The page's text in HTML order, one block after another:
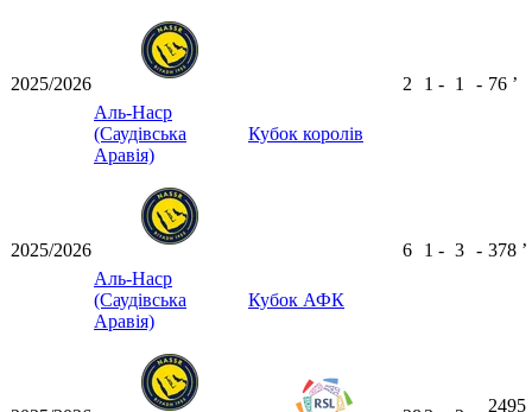
2025/2026
Аль-Наср
(Саудівська
Аравія)
Кубок королів
2 1 - 1 - 76 ʼ
2025/2026
Аль-Наср
(Саудівська
Аравія)
Кубок АФК
6 1 - 3 - 378 ʼ
2495